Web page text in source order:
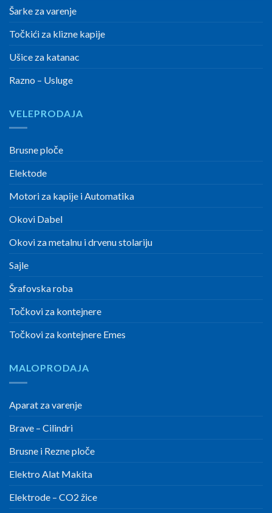
Šarke za varenje
Točkići za klizne kapije
Ušice za katanac
Razno – Usluge
VELEPRODAJA
Brusne ploče
Elektode
Motori za kapije i Automatika
Okovi Dabel
Okovi za metalnu i drvenu stolariju
Sajle
Šrafovska roba
Točkovi za kontejnere
Točkovi za kontejnere Emes
MALOPRODAJA
Aparat za varenje
Brave – Cilindri
Brusne i Rezne ploče
Elektro Alat Makita
Elektrode – CO2 žice